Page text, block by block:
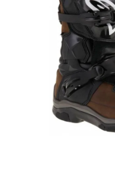
TIP NA DÁRKY
NÁPLNĚ A KAPALINY
NÁHRADNÍ DÍLY
MONTÁŽNÍ SLUŽBY